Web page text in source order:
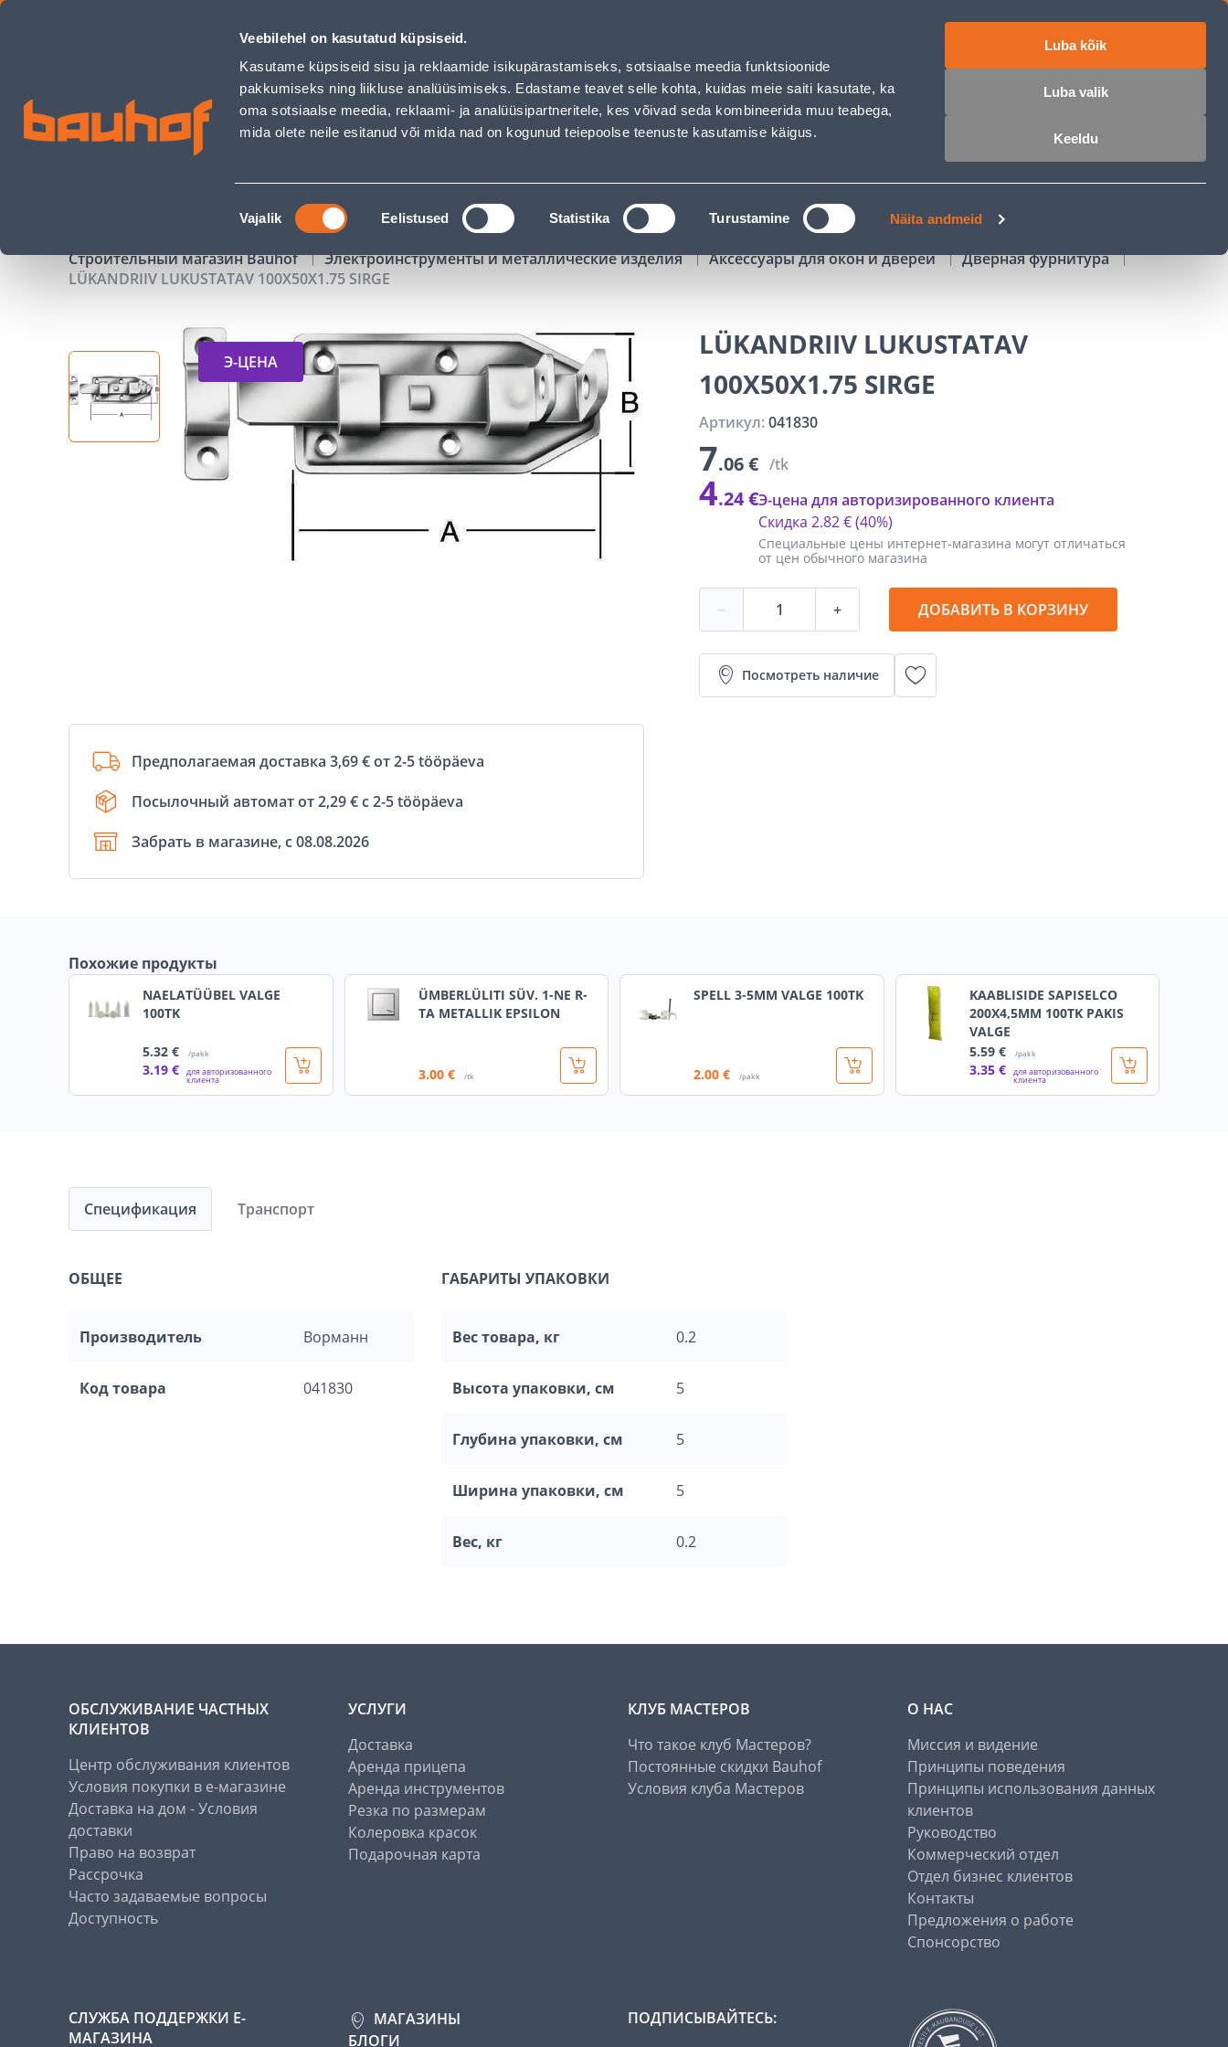
Veebilehel on kasutatud küpsiseid.
Kasutame küpsiseid sisu ja reklaamide isikupärastamiseks, sotsiaalse meedia funktsioonide
pakkumiseks ning liikluse analüüsimiseks. Edastame teavet selle kohta, kuidas meie saiti kasutate, ka
oma sotsiaalse meedia, reklaami- ja analüüsipartneritele, kes võivad seda kombineerida muu teabega,
mida olete neile esitanud või mida nad on kogunud teiepoolse teenuste kasutamise käigus.
Nõusoleku
valik
Vajalik Eelistused Statistika Turustamine Näita andmeid
Luba kõik
Luba valik
Keeldu
LÜKANDRIIV LUKUSTATAV 100X50X1.75 SIRGE - Bauhof has loaded
Обслуживание бизнес-клиентов Обслуживание частных клиентов Услуги Предложения о работе
ПОИСК
АКЦИИ КАТАЛОГИ АРЕНДА ИНСТРУМЕНТОВ РАССРОЧКА
Строительный магазин Bauhof Электроинструменты и металлические изделия Аксессуары для окон и дверей
Дверная фурнитура
LÜKANDRIIV LUKUSTATAV 100X50X1.75 SIRGE
Э-ЦЕНА
Предполагаемая доставка 3,69 € от 2-5 tööpäeva
Посылочный автомат от 2,29 € с 2-5 tööpäeva
Забрать в магазине, с 08.08.2026
LÜKANDRIIV LUKUSTATAV
100X50X1.75 SIRGE
Артикул:041830
7.06 € /tk
4.24 €
Специальные цены интернет-магазина могут отличаться
от цен обычного магазина
Скидка 2.82 €(40%)
Э-цена для авторизированного клиента
− + ДОБАВИТЬ В КОРЗИНУ
Посмотреть наличие
Похожие продукты
NAELATÜÜBEL VALGE
100TK
5.32 € /pakk
3.19 € для авторизованного
клиента
ÜMBERLÜLITI SÜV. 1-NE R-
TA METALLIK EPSILON
3.00 € /tk
SPELL 3-5MM VALGE 100TK
2.00 € /pakk
KAABLISIDE SAPISELCO
200X4,5MM 100TK PAKIS
VALGE
5.59 € /pakk
3.35 € для авторизованного
клиента
Спецификация
ОБЩЕЕ
Производитель Ворманн
Код товара 041830
ГАБАРИТЫ УПАКОВКИ
Вес товара, кг 0.2
Высота упаковки, см 5
Глубина упаковки, см 5
Ширина упаковки, см 5
Вес, кг 0.2
Транспорт
ОБСЛУЖИВАНИЕ ЧАСТНЫХ
КЛИЕНТОВ
Центр обслуживания клиентов
Условия покупки в е-магазине
Доставка на дом - Условия
доставки
Право на возврат
Рассрочка
Часто задаваемые вопросы
Доступность
УСЛУГИ
Доставка
Аренда прицепа
Аренда инструментов
Резка по размерам
Колеровка красок
Подарочная карта
КЛУБ МАСТЕРОВ
Что такое клуб Мастеров?
Постоянные скидки Bauhof
Условия клуба Мастеров
О НАС
Миссия и видение
Принципы поведения
Принципы использования данных
клиентов
Руководство
Коммерческий отдел
Отдел бизнес клиентов
Контакты
Предложения о работе
Спонсорство
СЛУЖБА ПОДДЕРЖКИ Е-
МАГАЗИНА
МАГАЗИНЫ
БЛОГИ
ПОДПИСЫВАЙТЕСЬ: